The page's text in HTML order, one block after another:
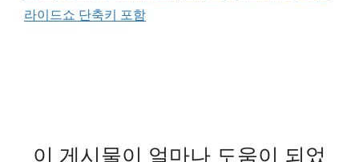
라이드쇼 단축키 포함
이 게시물이 얼마나 도움이 되었